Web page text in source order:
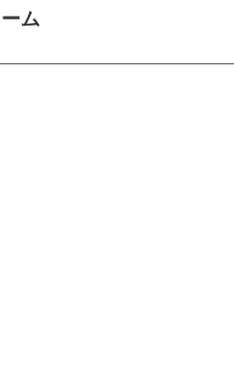
ーム